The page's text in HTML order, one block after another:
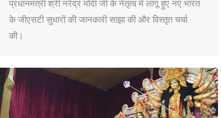
प्रधानमंत्री श्री नरेंद्र मोदी जी के नेतृत्व में लागू हुए नए भारत
के जीएसटी सुधारों की जानकारी साझा की और विस्तृत चर्चा
की।